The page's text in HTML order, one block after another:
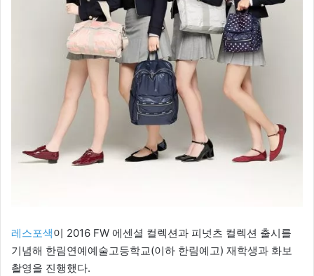
레스포색이 2016 FW 에센셜 컬렉션과 피넛츠 컬렉션 출시를
기념해 한림연예예술고등학교(이하 한림예고) 재학생과 화보
촬영을 진행했다.